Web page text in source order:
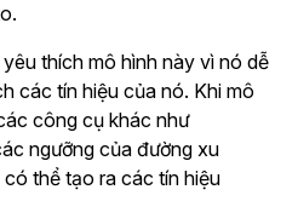
thích mô hình này vì nó dễ
các tín hiệu của nó. Khi mô
công cụ khác như
ngưỡng của đường xu
thể tạo ra các tín hiệu